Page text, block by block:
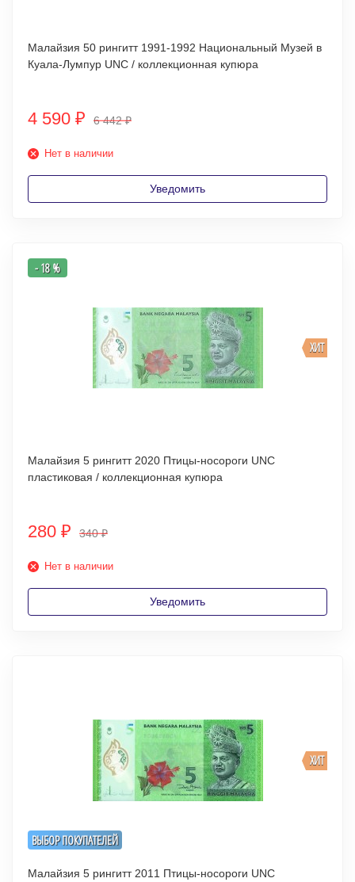
Малайзия 50 рингитт 1991-1992 Национальный Музей в
Куала-Лумпур UNC / коллекционная купюра
4 590 ₽ 6 442₽
Нет в наличии
Уведомить
ХИТ
- 18 %
Малайзия 5 рингитт 2020 Птицы-носороги UNC
пластиковая / коллекционная купюра
280 ₽ 340₽
Нет в наличии
Уведомить
ВЫБОР ПОКУПАТЕЛЕЙ
ХИТ
Малайзия 5 рингитт 2011 Птицы-носороги UNC